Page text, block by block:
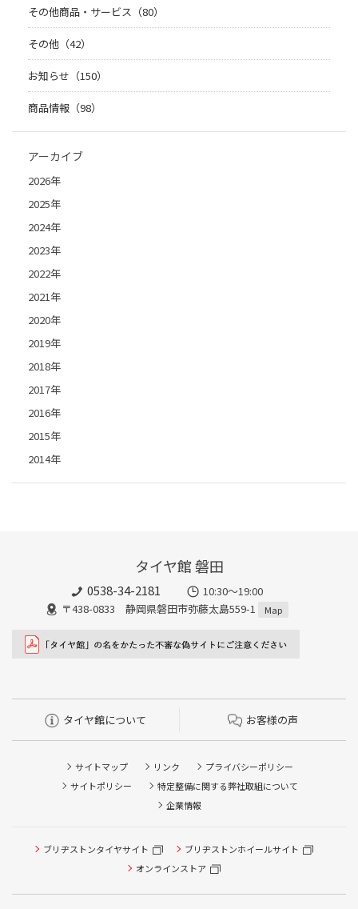
その他商品・サービス（80）
その他（42）
お知らせ（150）
商品情報（98）
アーカイブ
2026年
2025年
2024年
2023年
2022年
2021年
2020年
2019年
2018年
2017年
2016年
2015年
2014年
タイヤ館 磐田
0538-34-2181
10:30～19:00
〒438-0833 静岡県磐田市弥藤太島559-1
Map
タイヤ館について お客様の声
サイトマップ リンク
プライバシーポリシー
サイトポリシー
特定整備に関する弊社取組について
企業情報
ブリヂストンタイヤサイト
ブリヂストンホイールサイト
オンラインストア
タイヤ点検・安全点検/タイヤ履き替え/オイル交換/その他
ピット作業の予約